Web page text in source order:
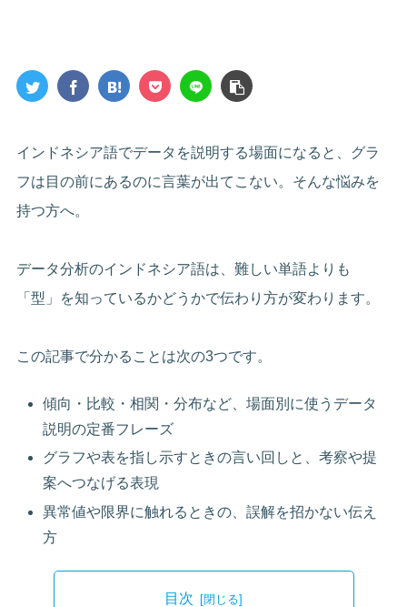
インドネシア語でデータを説明する場面になると、グラ
フは目の前にあるのに言葉が出てこない。そんな悩みを
持つ方へ。
データ分析のインドネシア語は、難しい単語よりも
「型」を知っているかどうかで伝わり方が変わります。
この記事で分かることは次の3つです。
傾向・比較・相関・分布など、場面別に使うデータ
説明の定番フレーズ
グラフや表を指し示すときの言い回しと、考察や提
案へつなげる表現
異常値や限界に触れるときの、誤解を招かない伝え
方
目次